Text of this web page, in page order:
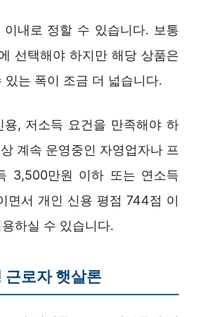
내로 정할 수 있습니다. 보통
선택해야 하지만 해당 상품은
있는 폭이 조금 더 넓습니다.
용, 저소득 요건을 만족해야 하
계속 운영중인 자영업자나 프
3,500만원 이하 또는 연소득
면서 개인 신용 평점 744점 이
하실 수 있습니다.
근로자 햇살론